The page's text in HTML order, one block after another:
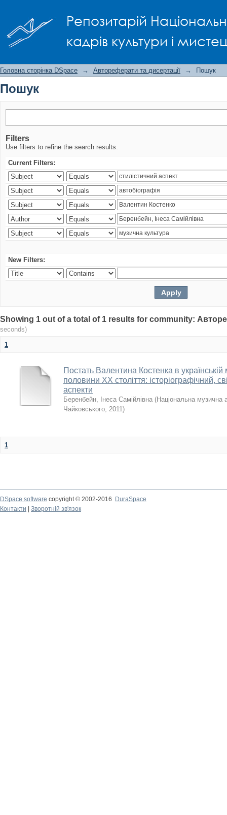
Репозитарій
кадрів культури і
Головна сторінка DSpace → Автореферати та дисертації → Пошук
Пошук
Filters
Use filters to refine the search results.
Current Filters:
New Filters:
Showing 1 out of a total of 1 results for community:
seconds)
1
Постать Валентина Костенка в українській
половини XX століття: історіографічний,
аспекти
Беренбейн, Інеса Самійлівна (Національна музична
Чайковського, 2011)
1
DSpace software copyright © 2002-2016
DuraSpace
Контакти
Зворотній зв'язок